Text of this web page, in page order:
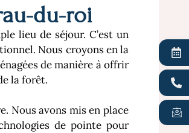
du-roi
lieu de séjour. C’est un
Nous croyons en la
de manière à offrir
la forêt.
Nous avons mis en place
de pointe pour